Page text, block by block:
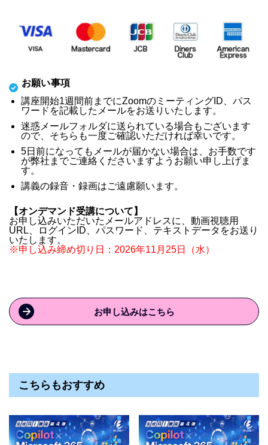
お願い事項
講座開始1週間前までにZoomのミーティングID、パス
ワードを記載したメールをお送りいたします。
迷惑メールフォルダに送られている場合もございます
ので、そちらも一度ご確認いただければ幸いです。
5日前になってもメールが届かない場合は、お手数です
が弊社までご連絡くださいますようお願い申し上げま
す。
講義の録音・録画はご遠慮願います。
【オンデマンド受講について】
お申し込みいただいたメールアドレスに、動画視聴用
URL、ログインID、パスワード、テキストデータをお送り
いたします。
※申し込み締め切り日：2026年11月25日（水）
お申し込みはこちら
こちらもおすすめ